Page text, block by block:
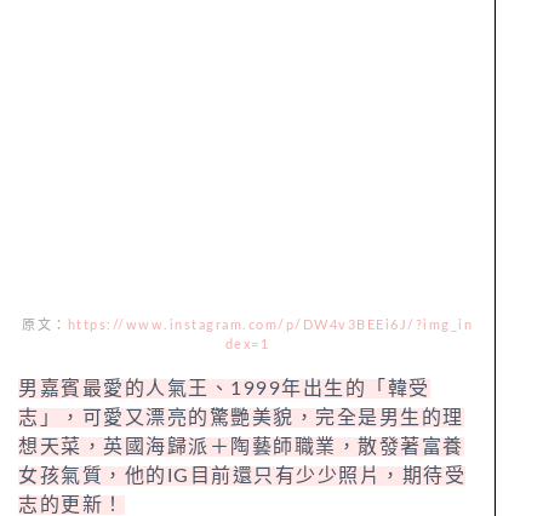
原文：
https://www.instagram.com/p/DW4v3BEEi6J/?img_in
dex=1
男嘉賓最愛的人氣王、1999年出生的「韓受
志」，可愛又漂亮的驚艷美貌，完全是男生的理
想天菜，英國海歸派＋陶藝師職業，散發著富養
女孩氣質，他的IG目前還只有少少照片，期待受
志的更新！